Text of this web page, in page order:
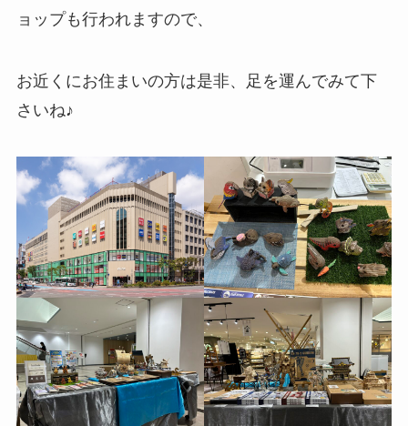
ョップも行われますので、
お近くにお住まいの方は是非、足を運んでみて下
さいね♪